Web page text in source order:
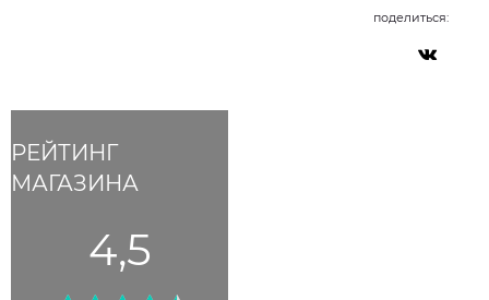
РЕЙТИНГ
МАГАЗИНА
4,5
поделиться: